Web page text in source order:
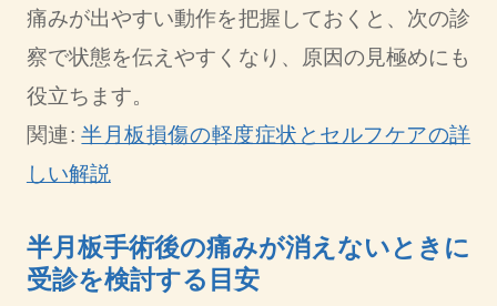
痛みが出やすい動作を把握しておくと、次の診
察で状態を伝えやすくなり、原因の見極めにも
役立ちます。
関連:半月板損傷の軽度症状とセルフケアの詳
しい解説
半月板手術後の痛みが消えないときに
受診を検討する目安